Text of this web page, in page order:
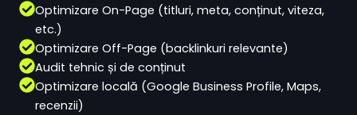
Optimizare On-Page (titluri, meta, conținut, viteza,
etc.)
Optimizare Off-Page (backlinkuri relevante)
Audit tehnic și de conținut
Optimizare locală (Google Business Profile, Maps,
recenzii)